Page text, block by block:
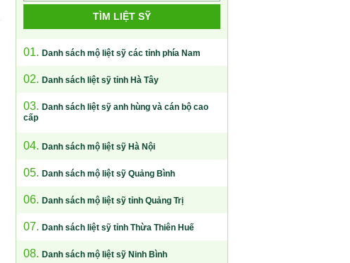
TÌM LIỆT SỸ
01. Danh sách mộ liệt sỹ các tỉnh phía Nam
02. Danh sách liệt sỹ tỉnh Hà Tây
03. Danh sách liệt sỹ anh hùng và cán bộ cao
cấp
04. Danh sách mộ liệt sỹ Hà Nội
05. Danh sách mộ liệt sỹ Quảng Bình
06. Danh sách mộ liệt sỹ tỉnh Quảng Trị
07. Danh sách liệt sỹ tỉnh Thừa Thiên Huế
08. Danh sách mộ liệt sỹ Ninh Bình